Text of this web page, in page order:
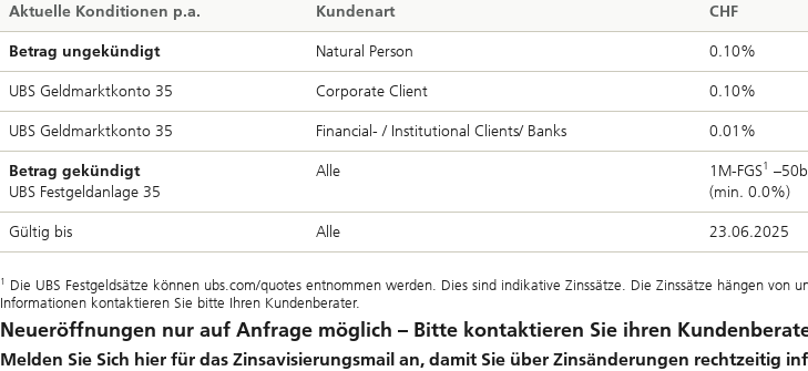
Aktuelle Konditionen p.a. Kundenart CHF
Betrag ungekündigt Natural Person 0.10%
UBS Geldmarktkonto 35 Corporate Client 0.10%
UBS Geldmarktkonto 35 Financial- / Institutional Clients/ Banks 0.01%
Betrag gekündigt
UBS Festgeldanlage 35
Alle 1M-FGS1
(min. 0.0%)
Gültig bis Alle 23.06.2025
1
Die UBS Festgeldsätze können ubs.com/quotes entnommen werden. Dies sind indikative Zinssätze. Die Zinssätze hängen
Informationen kontaktieren Sie bitte Ihren Kundenberater.
Neueröffnungen nur auf Anfrage möglich – Bitte kontaktieren Sie ihren
Melden Sie Sich hier für das Zinsavisierungsmail an, damit Sie über Zinsänderungen rechtzeitig